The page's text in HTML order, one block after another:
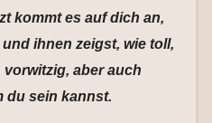
kommt es auf dich an,
ihnen zeigst, wie toll,
aber auch
du sein kannst.